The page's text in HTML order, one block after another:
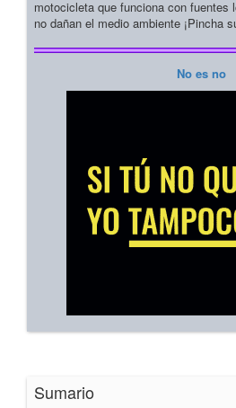
motocicleta que funciona con fuentes
no dañan el medio ambiente ¡Pincha
No es no
Sumario